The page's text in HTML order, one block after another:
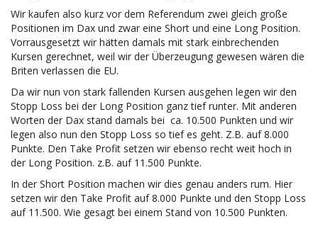
Wir kaufen also kurz vor dem Referendum zwei gleich große
Positionen im Dax und zwar eine Short und eine Long Position.
Vorrausgesetzt wir hätten damals mit stark einbrechenden
Kursen gerechnet, weil wir der Überzeugung gewesen wären die
Briten verlassen die EU.
Da wir nun von stark fallenden Kursen ausgehen legen wir den
Stopp Loss bei der Long Position ganz tief runter. Mit anderen
Worten der Dax stand damals bei ca. 10.500 Punkten und wir
legen also nun den Stopp Loss so tief es geht. Z.B. auf 8.000
Punkte. Den Take Profit setzen wir ebenso recht weit hoch in
der Long Position. z.B. auf 11.500 Punkte.
In der Short Position machen wir dies genau anders rum. Hier
setzen wir den Take Profit auf 8.000 Punkte und den Stopp Loss
auf 11.500. Wie gesagt bei einem Stand von 10.500 Punkten.